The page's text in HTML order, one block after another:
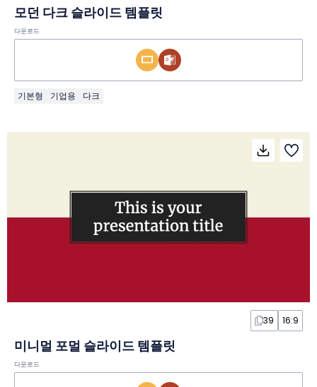
모던 다크 슬라이드 템플릿
다운로드
기본형 기업용 다크
39 16:9
미니멀 포멀 슬라이드 템플릿
다운로드